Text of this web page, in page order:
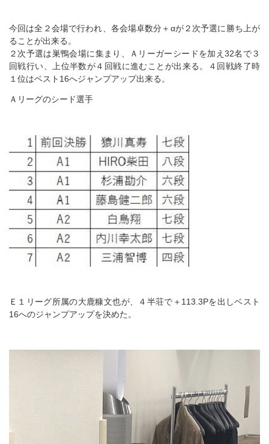
今回は全２会場で行われ、各会場卓数分＋αが２次予選に勝ち上が
ることが出来る。
２次予選は巣鴨会場に集まり、Ａリーガーシードを加え32名で３
回戦行い、上位半数が４回戦に進むことが出来る。４回戦終了時
１位はベスト16へジャンプアップ出来る。
Ａリーグのシード選手
Ｅ１リーグ所属の大鹿糠文也が、４半荘で＋113.3Pを出しベスト
16へのジャンプアップを決めた。